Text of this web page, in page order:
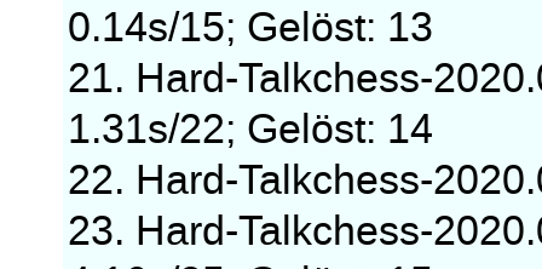
0.14s/15; Gelöst: 13
21. Hard-Talkchess-
1.31s/22; Gelöst: 14
22. Hard-Talkchess-
23. Hard-Talkchess-